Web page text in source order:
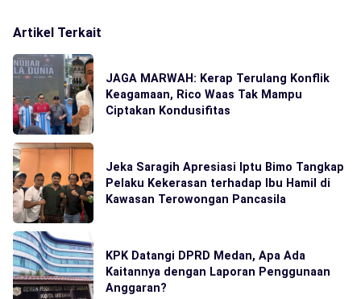
Artikel Terkait
JAGA MARWAH: Kerap Terulang Konflik
Keagamaan, Rico Waas Tak Mampu
Ciptakan Kondusifitas
Jeka Saragih Apresiasi Iptu Bimo Tangkap
Pelaku Kekerasan terhadap Ibu Hamil di
Kawasan Terowongan Pancasila
KPK Datangi DPRD Medan, Apa Ada
Kaitannya dengan Laporan Penggunaan
Anggaran?